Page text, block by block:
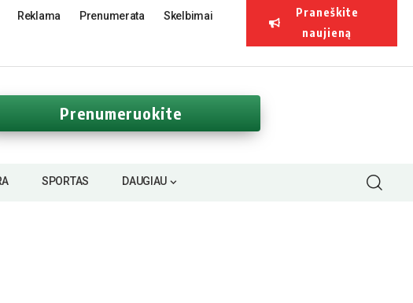
Reklama Prenumerata Skelbimai
Praneškite
naujieną
Prenumeruokite
SPORTAS DAUGIAU